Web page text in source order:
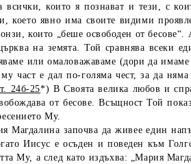
всички, които я познават и тези, с
което явно има своите видими
които „беше освободен от
на земята. Той сравнява всеки
или омаловажаваме (дори да имаме
част е дал по-голяма чест,за да няма
24б-25*) В Своята велика любов и
от бесове. Всъщност Той
Му.
започва да живее един
Иисус е осъден и поведен към
Му, а след като издъхва: „Мария